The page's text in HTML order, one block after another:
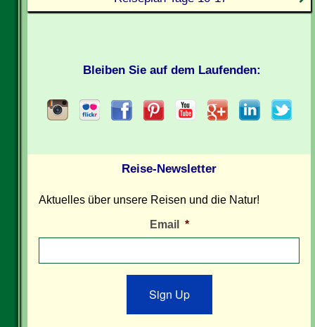
Bleiben Sie auf dem Laufenden:
Reise-Newsletter
Aktuelles über unsere Reisen und die Natur!
Email *
Sign Up